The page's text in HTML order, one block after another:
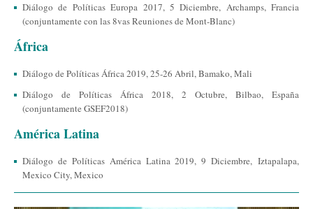
Diálogo de Políticas Europa 2017, 5 Diciembre, Archamps, Francia
(conjuntamente con las 8vas Reuniones de Mont-Blanc)
África
Diálogo de Políticas África 2019, 25-26 Abril, Bamako, Mali
Diálogo de Políticas África 2018, 2 Octubre, Bilbao, España
(conjuntamente GSEF2018)
América Latina
Diálogo de Políticas América Latina 2019, 9 Diciembre, Iztapalapa,
Mexico City, Mexico